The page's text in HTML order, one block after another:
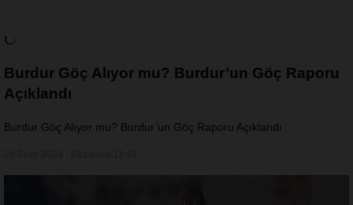
Burdur Göç Alıyor mu? Burdur’un Göç Raporu
Açıklandı
Burdur Göç Alıyor mu? Burdur’un Göç Raporu Açıklandı